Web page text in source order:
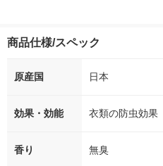
商品仕様/スペック
原産国 日本
効果・効能 衣類の防虫効果
香り 無臭